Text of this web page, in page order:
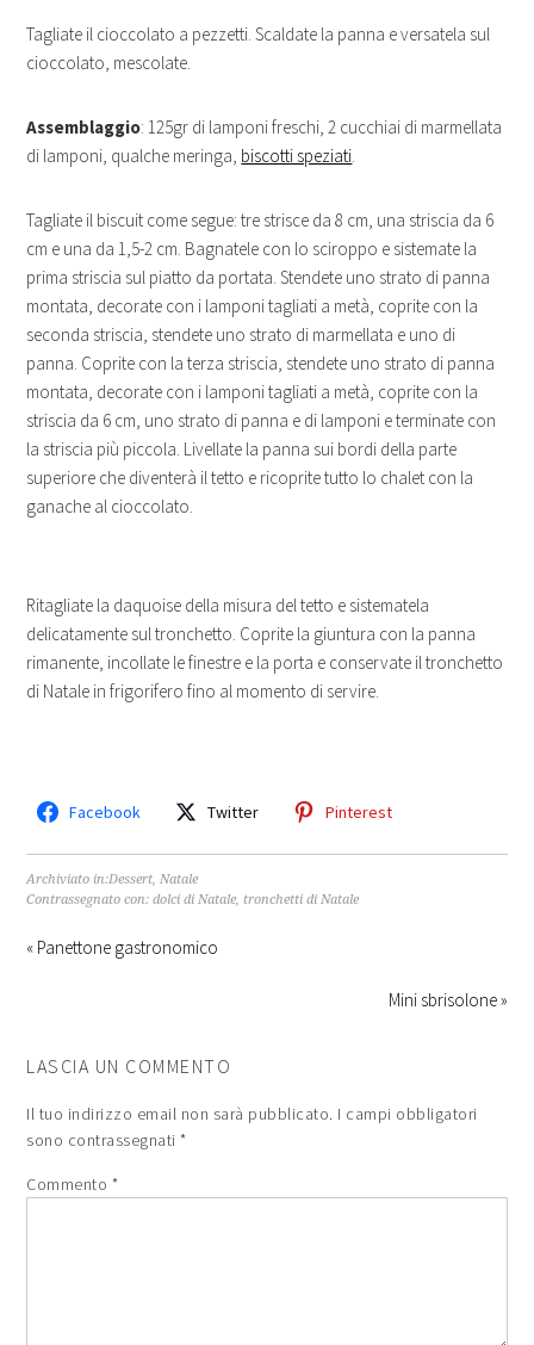
Tagliate il cioccolato a pezzetti. Scaldate la panna e versatela sul
cioccolato, mescolate.
Assemblaggio: 125gr di lamponi freschi, 2 cucchiai di marmellata
di lamponi, qualche meringa, biscotti speziati.
Tagliate il biscuit come segue: tre strisce da 8 cm, una striscia da 6
cm e una da 1,5-2 cm. Bagnatele con lo sciroppo e sistemate la
prima striscia sul piatto da portata. Stendete uno strato di panna
montata, decorate con i lamponi tagliati a metà, coprite con la
seconda striscia, stendete uno strato di marmellata e uno di
panna. Coprite con la terza striscia, stendete uno strato di panna
montata, decorate con i lamponi tagliati a metà, coprite con la
striscia da 6 cm, uno strato di panna e di lamponi e terminate con
la striscia più piccola. Livellate la panna sui bordi della parte
superiore che diventerà il tetto e ricoprite tutto lo chalet con la
ganache al cioccolato.
Ritagliate la daquoise della misura del tetto e sistematela
delicatamente sul tronchetto. Coprite la giuntura con la panna
rimanente, incollate le finestre e la porta e conservate il tronchetto
di Natale in frigorifero fino al momento di servire.
Facebook Twitter Pinterest
Archiviato in:Dessert,Natale
Contrassegnato con:dolci di Natale, tronchetti di Natale
« Panettone gastronomico
Mini sbrisolone »
LASCIA UN COMMENTO
Il tuo indirizzo email non sarà pubblicato. I campi obbligatori
sono contrassegnati*
Commento *